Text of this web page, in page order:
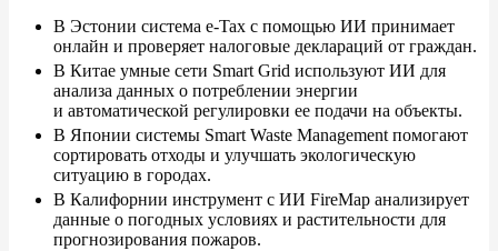
В Эстонии система e-Tax с помощью ИИ принимает
онлайн и проверяет налоговые деклараций от граждан.
В Китае умные сети Smart Grid используют ИИ для
анализа данных о потреблении энергии
и автоматической регулировки ее подачи на объекты.
В Японии системы Smart Waste Management помогают
сортировать отходы и улучшать экологическую
ситуацию в городах.
В Калифорнии инструмент с ИИ FireMap анализирует
данные о погодных условиях и растительности для
прогнозирования пожаров.